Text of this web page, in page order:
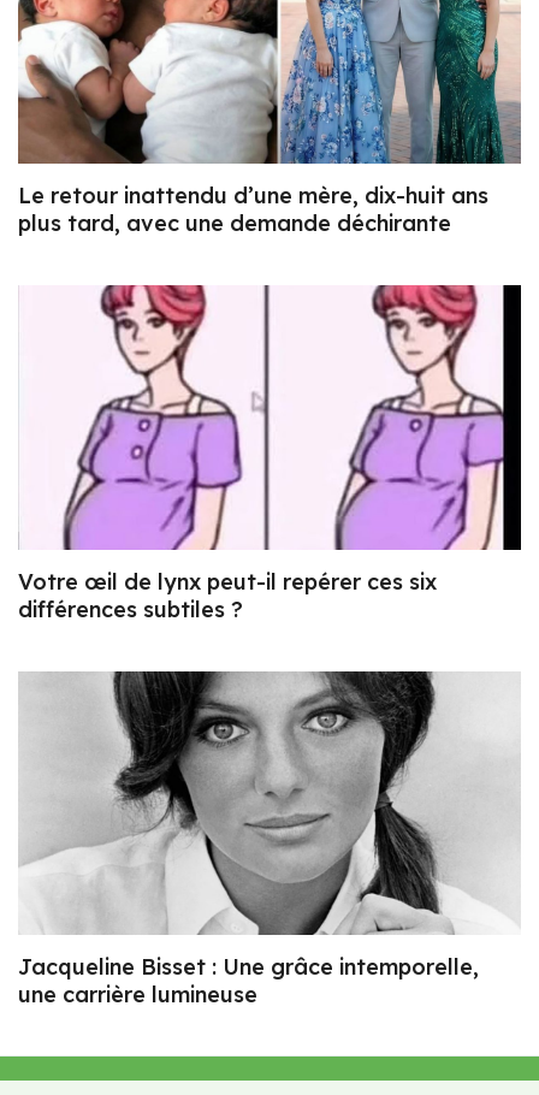
Le retour inattendu d’une mère, dix-huit ans
plus tard, avec une demande déchirante
Votre œil de lynx peut-il repérer ces six
différences subtiles ?
Jacqueline Bisset : Une grâce intemporelle,
une carrière lumineuse